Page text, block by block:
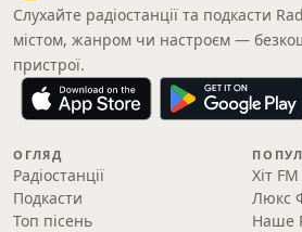
Слухайте радіостанції та подкасти
містом, жанром чи настроєм —
пристрої.
ОГЛЯД
Радіостанції
Подкасти
Топ пісень
Хіт
Люкс
Наше